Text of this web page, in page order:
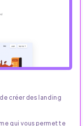
créer des landing
qui vous permette